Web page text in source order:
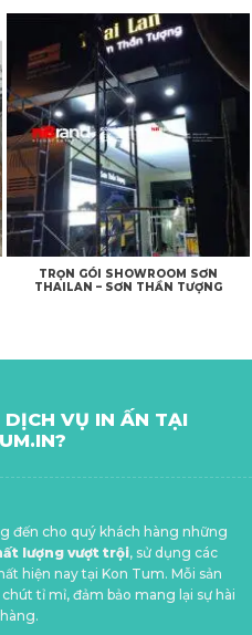
TRỌN GÓI SHOWROOM SƠN
THAILAN – SƠN THẦN TƯỢNG
VỤ IN ẤN TẠI
đến cho quý khách hàng những
lượng vượt trội, sử dụng các
hiện nay tại Kon Tum. Mỗi sản
tỉ mỉ, đảm bảo mang lại sự hài